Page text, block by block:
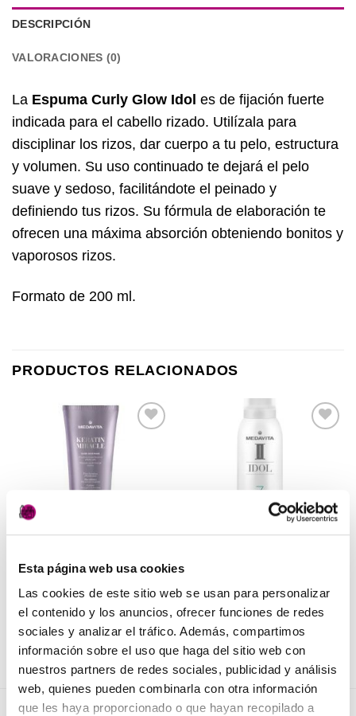
Esta página web usa cookies
Las cookies de este sitio web se usan para personalizar
el contenido y los anuncios, ofrecer funciones de redes
sociales y analizar el tráfico. Además, compartimos
información sobre el uso que haga del sitio web con
nuestros partners de redes sociales, publicidad y análisis
web, quienes pueden combinarla con otra información
que les haya proporcionado o que hayan recopilado a
DESCRIPCIÓN
VALORACIONES (0)
La Espuma Curly Glow Idol es de fijación fuerte
indicada para el cabello rizado. Utilízala para
disciplinar los rizos, dar cuerpo a tu pelo, estructura
y volumen. Su uso continuado te dejará el pelo
suave y sedoso, facilitándote el peinado y
definiendo tus rizos. Su fórmula de elaboración te
ofrecen una máxima absorción obteniendo bonitos y
vaporosos rizos.
Formato de 200 ml.
PRODUCTOS RELACIONADOS
PELUQUERÍA
Mascarilla Keratin Miracle
Medavita
24,50€ (IVA incluido)
AÑADIR AL CARRITO
Cera Titan Idol Medavita
24,50
(IVA incluido)
AÑADIR AL CARRITO